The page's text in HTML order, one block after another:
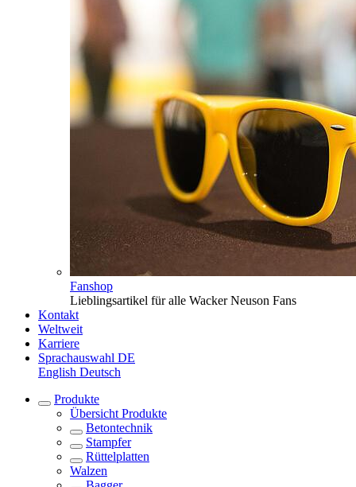
Fanshop
Lieblingsartikel für alle Wacker Neuson Fans
Kontakt
Weltweit
Karriere
Sprachauswahl DE
English Deutsch
Produkte
Übersicht Produkte
Betontechnik
Stampfer
Rüttelplatten
Walzen